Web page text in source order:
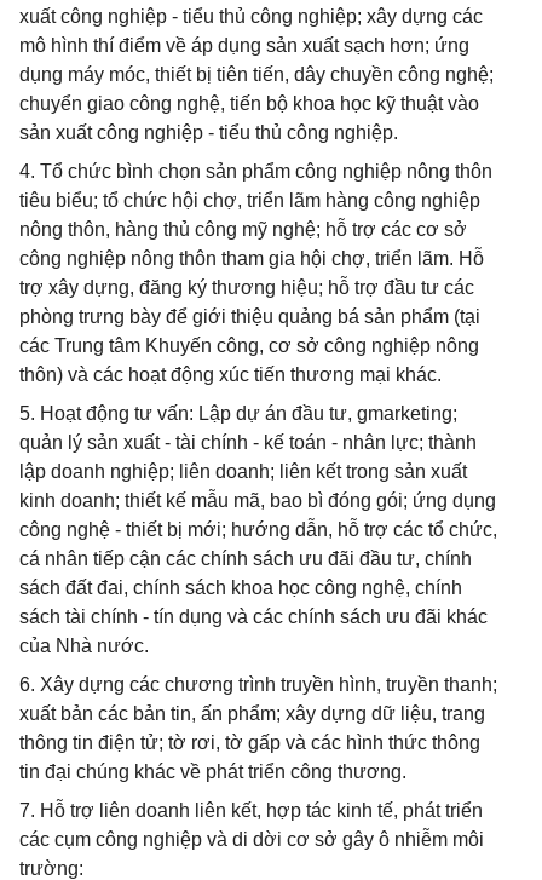
xuất công nghiệp - tiểu thủ công nghiệp; xây dựng các
mô hình thí điểm về áp dụng sản xuất sạch hơn; ứng
dụng máy móc, thiết bị tiên tiến, dây chuyền công nghệ;
chuyển giao công nghệ, tiến bộ khoa học kỹ thuật vào
sản xuất công nghiệp - tiểu thủ công nghiệp.
4. Tổ chức bình chọn sản phẩm công nghiệp nông thôn
tiêu biểu; tổ chức hội chợ, triển lãm hàng công nghiệp
nông thôn, hàng thủ công mỹ nghệ; hỗ trợ các cơ sở
công nghiệp nông thôn tham gia hội chợ, triển lãm. Hỗ
trợ xây dựng, đăng ký thương hiệu; hỗ trợ đầu tư các
phòng trưng bày để giới thiệu quảng bá sản phẩm (tại
các Trung tâm Khuyến công, cơ sở công nghiệp nông
thôn) và các hoạt động xúc tiến thương mại khác.
5. Hoạt động tư vấn: Lập dự án đầu tư, gmarketing;
quản lý sản xuất - tài chính - kế toán - nhân lực; thành
lập doanh nghiệp; liên doanh; liên kết trong sản xuất
kinh doanh; thiết kế mẫu mã, bao bì đóng gói; ứng dụng
công nghệ - thiết bị mới; hướng dẫn, hỗ trợ các tổ chức,
cá nhân tiếp cận các chính sách ưu đãi đầu tư, chính
sách đất đai, chính sách khoa học công nghệ, chính
sách tài chính - tín dụng và các chính sách ưu đãi khác
của Nhà nước.
6. Xây dựng các chương trình truyền hình, truyền thanh;
xuất bản các bản tin, ấn phẩm; xây dựng dữ liệu, trang
thông tin điện tử; tờ rơi, tờ gấp và các hình thức thông
tin đại chúng khác về phát triển công thương.
7. Hỗ trợ liên doanh liên kết, hợp tác kinh tế, phát triển
các cụm công nghiệp và di dời cơ sở gây ô nhiễm môi
trường: